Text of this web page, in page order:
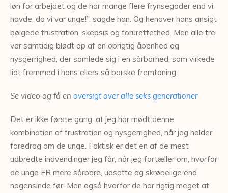
løn for arbejdet og de har mange flere frynsegoder end vi
havde, da vi var unge!”, sagde han. Og henover hans ansigt
bølgede frustration, skepsis og forurettethed. Men alle tre
var samtidig blødt op af en oprigtig åbenhed og
nysgerrighed, der samlede sig i en sårbarhed, som virkede
lidt fremmed i hans ellers så barske fremtoning.
Se video og få en oversigt over alle seks generationer
Det er ikke første gang, at jeg har mødt denne
kombination af frustration og nysgerrighed, når jeg holder
foredrag om de unge. Faktisk er det en af de mest
udbredte indvendinger jeg får, når jeg fortæller om, hvorfor
de unge ER mere sårbare, udsatte og skrøbelige end
nogensinde før. Men også hvorfor de har rigtig meget at